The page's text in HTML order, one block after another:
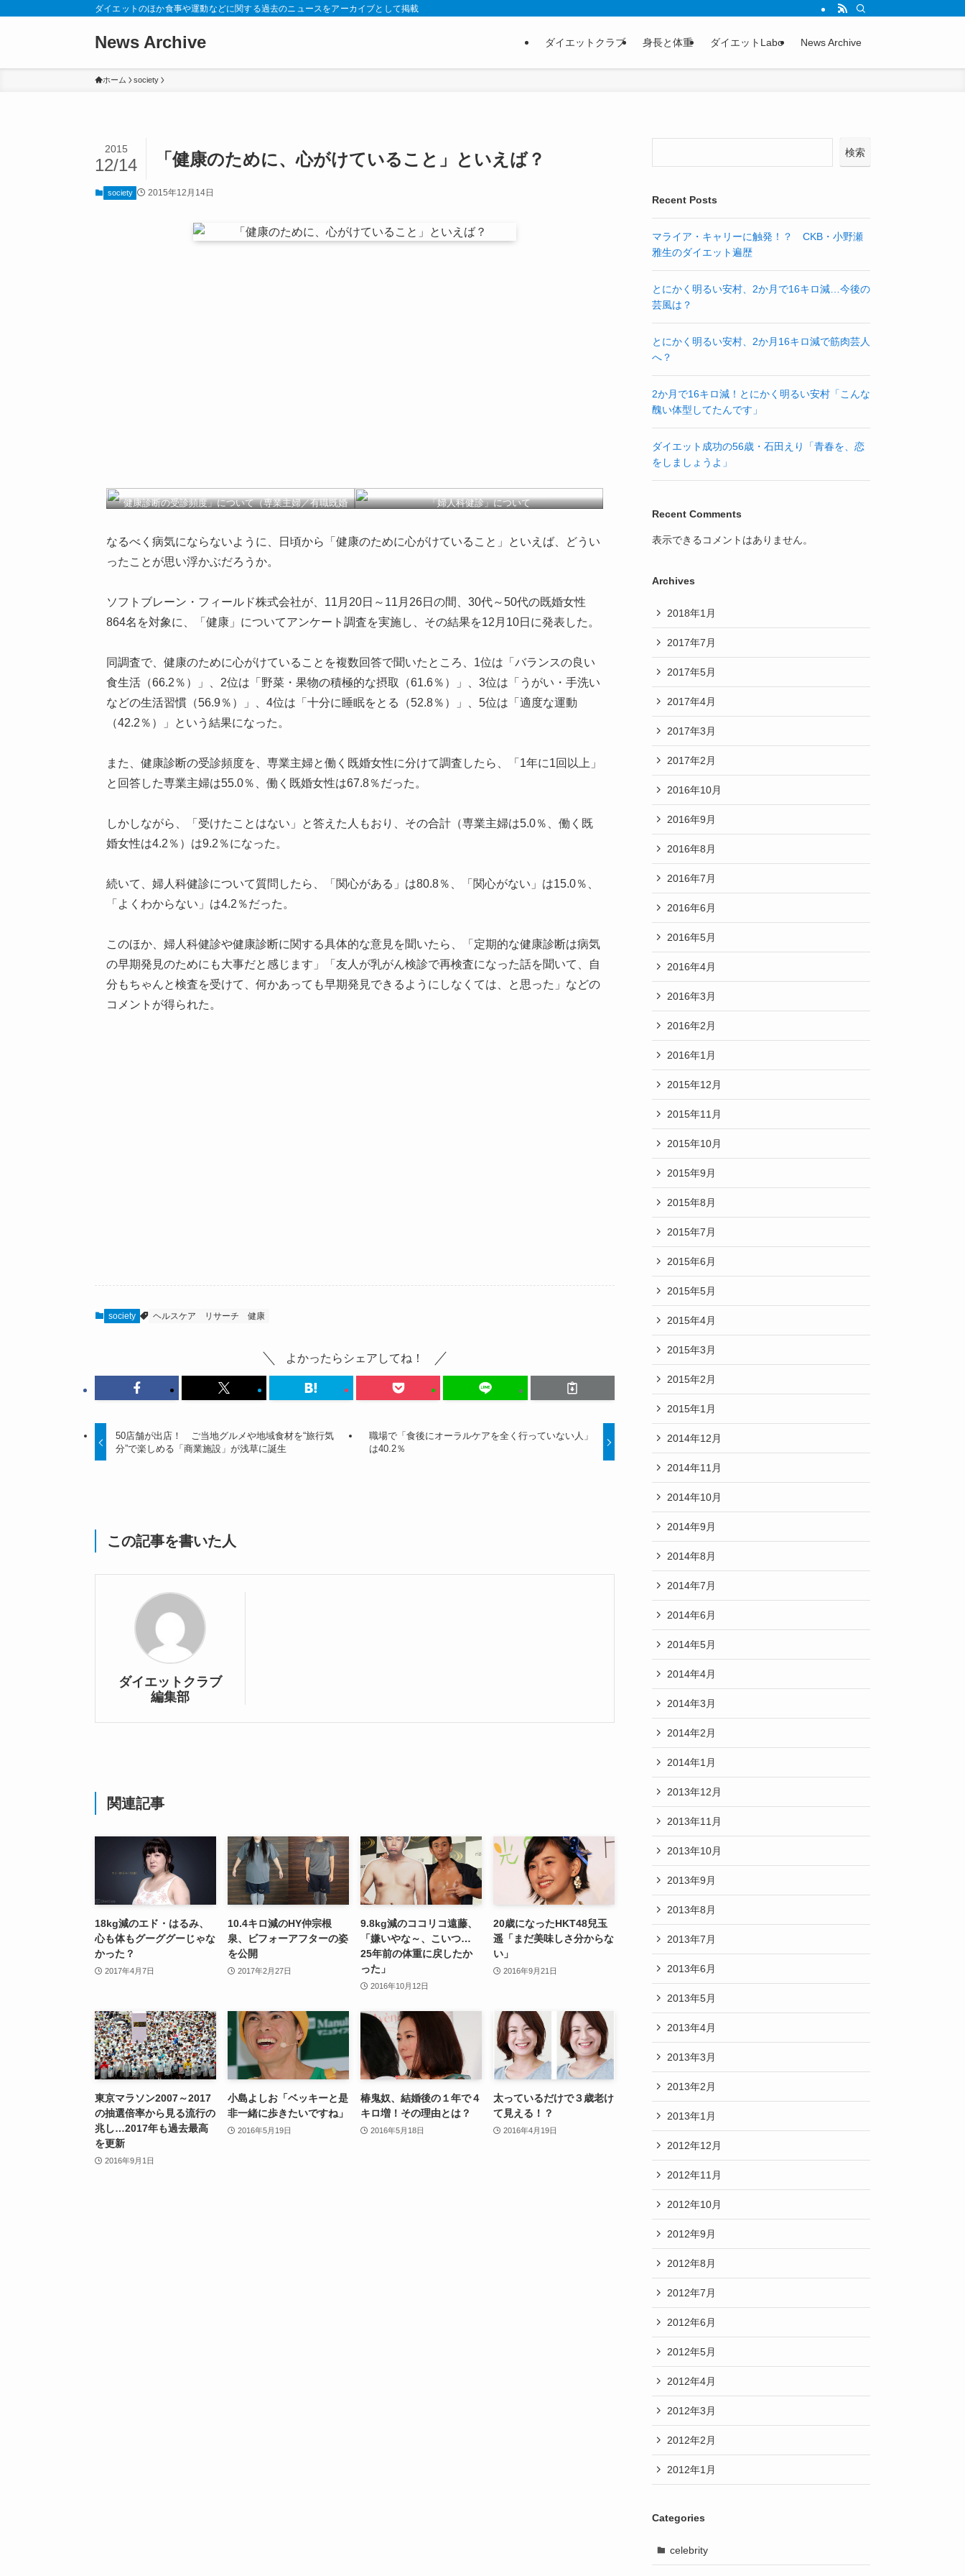
ダイエットのほか食事や運動などに関する過去のニュースをアーカイブとして掲載
News Archive ダイエットクラブ 身長と体重 ダイエットLabo News Archive
ホーム society
「健康のために、心がけていること」といえば？
2015
12/14
society 2015年12月14日
「健康診断の受診頻度」について（専業主婦／有職既婚
「婦人科健診」について
なるべく病気にならないように、日頃から「健康のために心がけていること」といえば、どうい
ったことが思い浮かぶだろうか。
ソフトブレーン・フィールド株式会社が、11月20日～11月26日の間、30代～50代の既婚女性
864名を対象に、「健康」についてアンケート調査を実施し、その結果を12月10日に発表した。
同調査で、健康のために心がけていることを複数回答で聞いたところ、1位は「バランスの良い
食生活（66.2％）」、2位は「野菜・果物の積極的な摂取（61.6％）」、3位は「うがい・手洗い
などの生活習慣（56.9％）」、4位は「十分に睡眠をとる（52.8％）」、5位は「適度な運動
（42.2％）」という結果になった。
また、健康診断の受診頻度を、専業主婦と働く既婚女性に分けて調査したら、「1年に1回以上」
と回答した専業主婦は55.0％、働く既婚女性は67.8％だった。
しかしながら、「受けたことはない」と答えた人もおり、その合計（専業主婦は5.0％、働く既
婚女性は4.2％）は9.2％になった。
続いて、婦人科健診について質問したら、「関心がある」は80.8％、「関心がない」は15.0％、
「よくわからない」は4.2％だった。
このほか、婦人科健診や健康診断に関する具体的な意見を聞いたら、「定期的な健康診断は病気
の早期発見のためにも大事だと感じます」「友人が乳がん検診で再検査になった話を聞いて、自
分もちゃんと検査を受けて、何かあっても早期発見できるようにしなくては、と思った」などの
コメントが得られた。
society ヘルスケア リサーチ 健康
よかったらシェアしてね！
50店舗が出店！ ご当地グルメや地域食材を“旅行気
分”で楽しめる「商業施設」が浅草に誕生
職場で「食後にオーラルケアを全く行っていない人」
は40.2％
この記事を書いた人
ダイエットクラブ
編集部
関連記事
18kg減のエド・はるみ、
心も体もグーググーじゃな
かった？
2017年4月7日
10.4キロ減のHY仲宗根
泉、ビフォーアフターの姿
を公開
2017年2月27日
9.8kg減のココリコ遠藤、
「嫌いやな～、こいつ…
25年前の体重に戻したか
った」
2016年10月12日
20歳になったHKT48兒玉
遥「まだ美味しさ分からな
い」
2016年9月21日
東京マラソン2007～2017
の抽選倍率から見る流行の
兆し…2017年も過去最高
を更新
2016年9月1日
小島よしお「ベッキーと是
非一緒に歩きたいですね」
2016年5月19日
椿鬼奴、結婚後の１年で４
キロ増！その理由とは？
2016年5月18日
太っているだけで３歳老け
て見える！？
2016年4月19日
検索
Recent Posts
マライア・キャリーに触発！？ CKB・小野瀬
雅生のダイエット遍歴
とにかく明るい安村、2か月で16キロ減…今後の
芸風は？
とにかく明るい安村、2か月16キロ減で筋肉芸人
へ？
2か月で16キロ減！とにかく明るい安村「こんな
醜い体型してたんです」
ダイエット成功の56歳・石田えり「青春を、恋
をしましょうよ」
Recent Comments
表示できるコメントはありません。
Archives
2018年1月
2017年7月
2017年5月
2017年4月
2017年3月
2017年2月
2016年10月
2016年9月
2016年8月
2016年7月
2016年6月
2016年5月
2016年4月
2016年3月
2016年2月
2016年1月
2015年12月
2015年11月
2015年10月
2015年9月
2015年8月
2015年7月
2015年6月
2015年5月
2015年4月
2015年3月
2015年2月
2015年1月
2014年12月
2014年11月
2014年10月
2014年9月
2014年8月
2014年7月
2014年6月
2014年5月
2014年4月
2014年3月
2014年2月
2014年1月
2013年12月
2013年11月
2013年10月
2013年9月
2013年8月
2013年7月
2013年6月
2013年5月
2013年4月
2013年3月
2013年2月
2013年1月
2012年12月
2012年11月
2012年10月
2012年9月
2012年8月
2012年7月
2012年6月
2012年5月
2012年4月
2012年3月
2012年2月
2012年1月
Categories
celebrity